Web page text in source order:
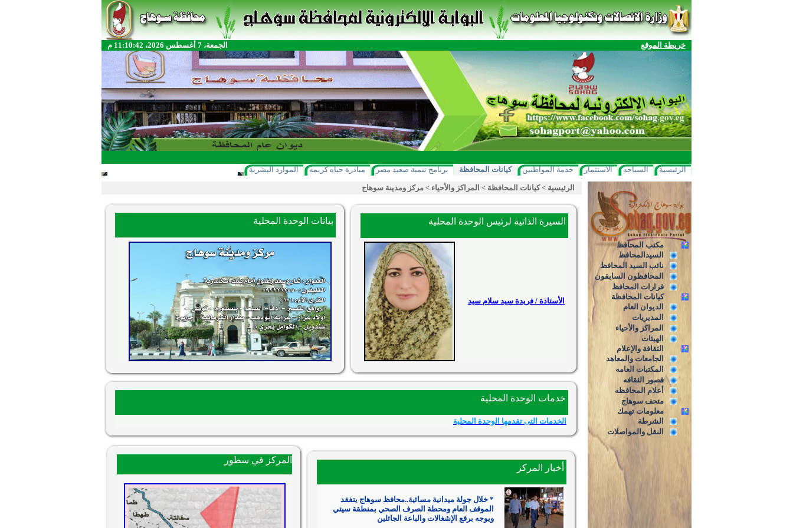
خريطة الموقع الجمعة، 7 أغسطس 2026، 11:10:42 م
الرئيسية السياحه الاستثمار خدمة المواطنين كيانات المحافظة برنامج تنمية صعيد مصر مبادرة حياه كريمه الموارد البشرية
مكتب المحافظ
السيدالمحافظ
نائب السيد المحافظ
المحافظون السابقون
قرارات المحافظ
كيانات المحافظة
الديوان العام
المديريات
المراكز والأحياء
الهيئات
الثقافة والإعلام
الجامعات والمعاهد
المكتبات العامه
قصور الثقافه
أعلام المحافظه
متحف سوهاج
معلومات تهمك
الشرطة
النقل والمواصلات
الرئيسية >كيانات المحافظة > المراكز والأحياء > مركز ومدينة سوهاج
السيرة الذاتية لرئيس الوحدة المحلية
الأستاذة / فريدة سيد سلام سيد
بيانات الوحدة المحلية
خدمات الوحدة المحلية
الخدمات التى تقدمها الوحدة المحلية
أخبار المركز
* خلال جولة ميدانية مسائية..محافظ سوهاج يتفقد
الموقف العام ومحطة الصرف الصحي بمنطقة سيتي
ويوجه برفع الإشغالات والباعة الجائلين
المركز في سطور